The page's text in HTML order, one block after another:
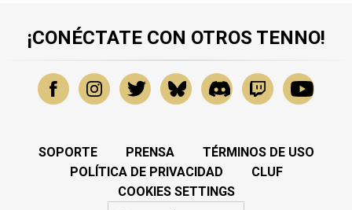
¡CONÉCTATE CON OTROS TENNO!
SOPORTE PRENSA
TÉRMINOS DE USO
POLÍTICA DE PRIVACIDAD
CLUF
COOKIES SETTINGS